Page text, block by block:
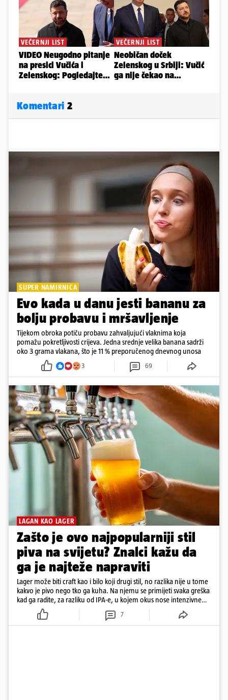
Komentari 2
SUPER NAMIRNICA
Evo kada u danu jesti bananu za
bolju probavu i mršavljenje
Tijekom obroka potiču probavu zahvaljujući vlaknima koja
pomažu pokretljivosti crijeva. Jedna srednje velika banana sadrži
oko 3 grama vlakana, što je 11 % preporučenog dnevnog unosa
3 69
LAGAN KAO LAGER
Zašto je ovo najpopularniji stil
piva na svijetu? Znalci kažu da
ga je najteže napraviti
Lager može biti craft kao i bilo koji drugi stil, no razlika nije u tome
kakvo je pivo nego tko ga kuha. Na njemu se primijeti svaka greška
kad ga radite, za razliku od IPA-e, u kojem okus nose intenzivne
7